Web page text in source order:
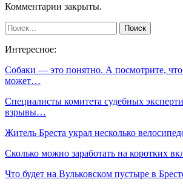
Комментарии закрыты.
Интересное:
Собаки — это понятно. А посмотрите,
может…
Специалисты комитета судебных
взрывы…
Житель Бреста украл несколько
Сколько можно заработать на коротких
Что будет на Вульковском пустыре в